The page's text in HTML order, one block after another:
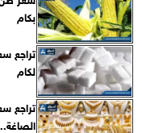
بكام
تراجع
لكام
الصاغة..